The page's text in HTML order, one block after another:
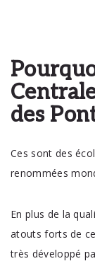
des
Ces sont des
renommées
En plus de la
atouts forts de
très développé